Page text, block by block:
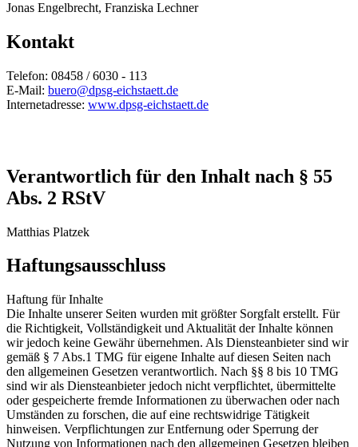
Jonas Engelbrecht, Franziska Lechner
Kontakt
Telefon: 08458 / 6030 - 113
E-Mail: buero@dpsg-eichstaett.de
Internetadresse: www.dpsg-eichstaett.de
Verantwortlich für den Inhalt nach § 55
Abs. 2 RStV
Matthias Platzek
Haftungsausschluss
Haftung für Inhalte
Die Inhalte unserer Seiten wurden mit größter Sorgfalt erstellt. Für
die Richtigkeit, Vollständigkeit und Aktualität der Inhalte können
wir jedoch keine Gewähr übernehmen. Als Diensteanbieter sind wir
gemäß § 7 Abs.1 TMG für eigene Inhalte auf diesen Seiten nach
den allgemeinen Gesetzen verantwortlich. Nach §§ 8 bis 10 TMG
sind wir als Diensteanbieter jedoch nicht verpflichtet, übermittelte
oder gespeicherte fremde Informationen zu überwachen oder nach
Umständen zu forschen, die auf eine rechtswidrige Tätigkeit
hinweisen. Verpflichtungen zur Entfernung oder Sperrung der
Nutzung von Informationen nach den allgemeinen Gesetzen bleiben